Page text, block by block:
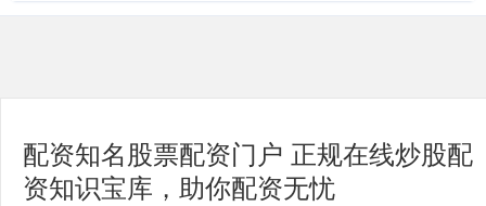
配资知名股票配资门户 正规在线炒股配
资知识宝库，助你配资无忧